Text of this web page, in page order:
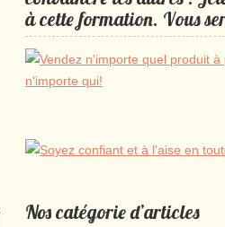
à cette formation. Vous
Nos catégorie d’articles